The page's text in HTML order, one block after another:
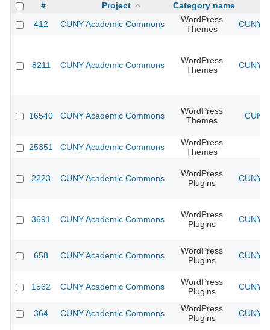
# Project
Category name
412
CUNY Academic Commons
WordPress
Themes
CUNY
8211 CUNY Academic Commons
WordPress
Themes
CUNY
16540 CUNY Academic Commons
WordPress
Themes
25351 CUNY Academic Commons
WordPress
Themes
2223 CUNY Academic Commons
WordPress
Plugins
CUNY
3691 CUNY Academic Commons
WordPress
Plugins
CUNY
658 CUNY Academic Commons
WordPress
Plugins
CUNY
1562 CUNY Academic Commons
WordPress
Plugins
CUNY
364 CUNY Academic Commons
WordPress
Plugins
CUNY